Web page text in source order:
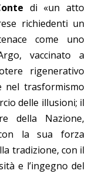
di «un atto
richiedenti un
come uno
vaccinato a
rigenerativo
nel trasformismo
delle illusioni; il
della Nazione,
la sua forza
tradizione, con il
e l’ingegno del